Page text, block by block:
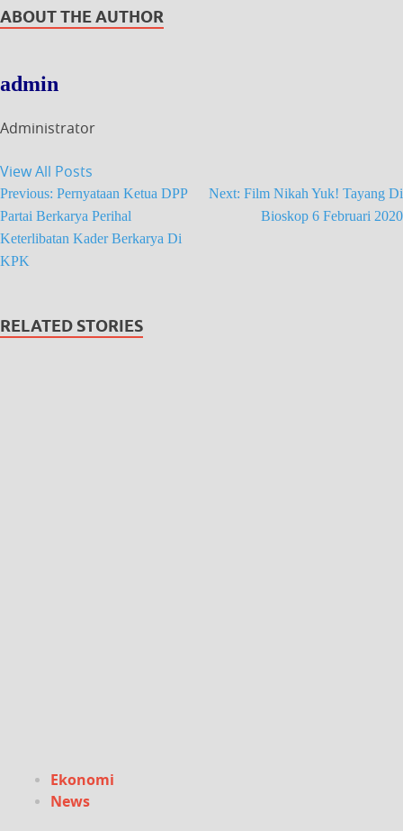
ABOUT THE AUTHOR
admin
Administrator
View All Posts
Previous: Pernyataan Ketua DPP
Partai Berkarya Perihal
Keterlibatan Kader Berkarya Di
KPK
Next: Film Nikah Yuk! Tayang Di
Bioskop 6 Februari 2020
RELATED STORIES
Ekonomi
News